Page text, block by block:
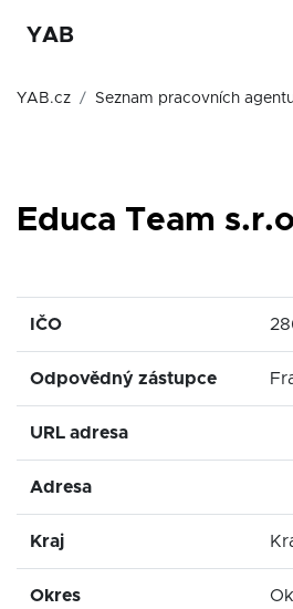
YAB
YAB.cz Seznam pracovních
Educa Team
IČO
Odpovědný zástupce
URL adresa
Adresa
Kraj
Okres